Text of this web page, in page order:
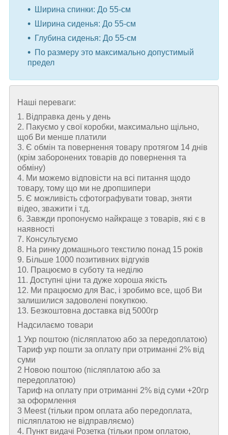
Ширина спинки: До 55-см
Ширина сиденья: До 55-см
Глубина сиденья: До 55-см
По размеру это максимально допустимый
предел
Наші переваги:
1. Відправка день у день
2. Пакуємо у свої коробки, максимально щільно,
щоб Ви менше платили
3. Є обмін та повернення товару протягом 14 днів
(крім заборонених товарів до повернення та
обміну)
4. Ми можемо відповісти на всі питання щодо
товару, тому що ми не дропшипери
5. Є можливість сфотографувати товар, зняти
відео, зважити і т.д.
6. Завжди пропонуємо найкраще з товарів, які є в
наявності
7. Консультуємо
8. На ринку домашнього текстилю понад 15 років
9. Більше 1000 позитивних відгуків
10. Працюємо в суботу та неділю
11. Доступні ціни та дуже хороша якість
12. Ми працюємо для Вас, і зробимо все, щоб Ви
залишилися задоволені покупкою.
13. Безкоштовна доставка від 5000гр
Надсилаємо товари
1 Укр поштою (пiсляплатою або за передоплатою)
Тариф укр пошти за оплату при отриманні 2% від
суми
2 Новою поштою (пiсляплатою або за
передоплатою)
Тариф на оплату при отриманні 2% від суми +20гр
за оформлення
3 Meest (тільки пром оплата або передоплата,
післяплатою не відправляємо)
4. Пункт видачі Розетка (тільки пром оплатою,